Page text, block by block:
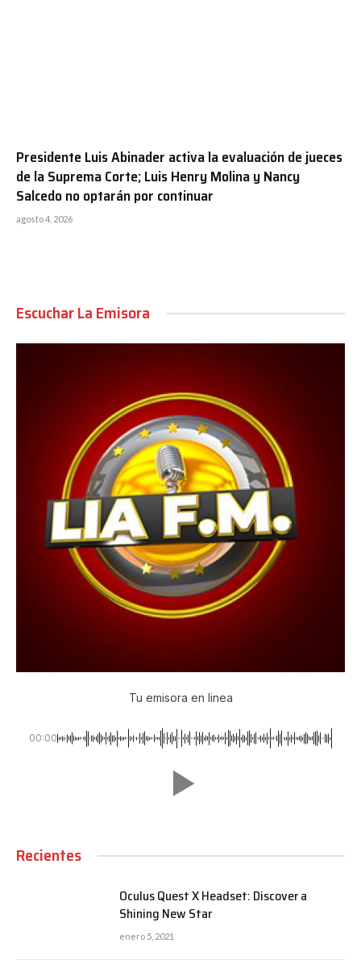
Presidente Luis Abinader activa la evaluación de jueces
de la Suprema Corte; Luis Henry Molina y Nancy
Salcedo no optarán por continuar
agosto 4, 2026
Escuchar La Emisora
Tu emisora en linea
00:00
Recientes
Oculus Quest X Headset: Discover a
Shining New Star
enero 5, 2021